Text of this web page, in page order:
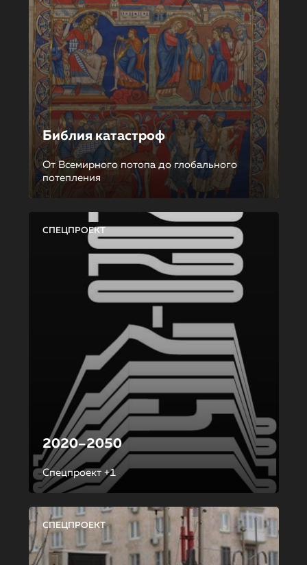
Библия катастроф
От Всемирного потопа до глобального
потепления
СПЕЦПРОЕКТ
2020–2050
Спецпроект +1
СПЕЦПРОЕКТ